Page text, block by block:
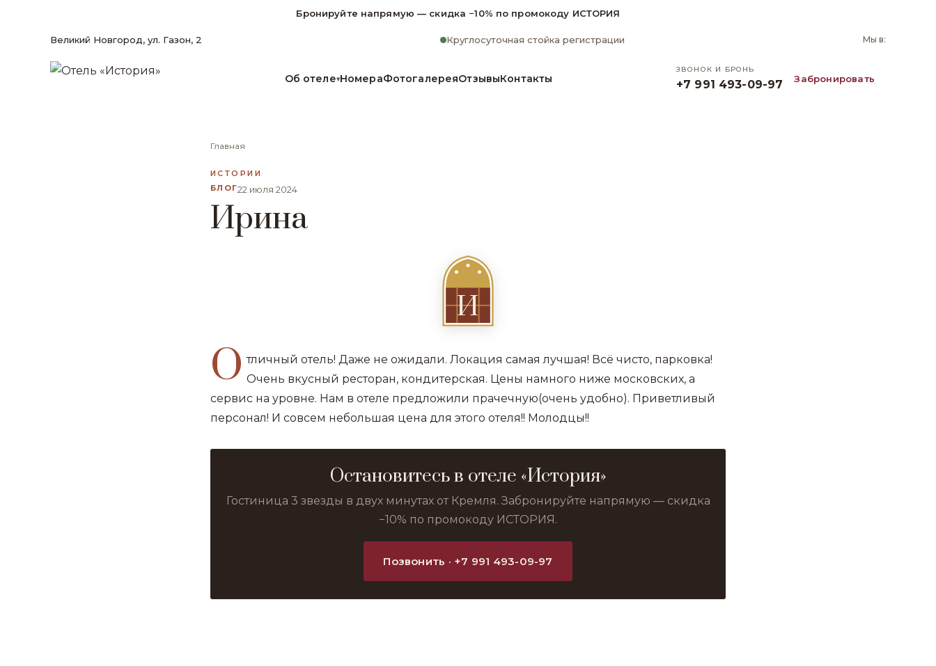
Бронируйте напрямую — скидка −10% по промокоду ИСТОРИЯ
Великий Новгород, ул. Газон, 2 Круглосуточная стойка регистрации Мы в:
Об отеле▾НомераФотогалереяОтзывыКонтакты
ЗВОНОК И БРОНЬ
+7 991 493-09-97 Забронировать
Главная
ИСТОРИИ
БЛОГ22 июля 2024
Ирина
И
О тличный отель! Даже не ожидали. Локация самая лучшая! Всё чисто, парковка!
Очень вкусный ресторан, кондитерская. Цены намного ниже московских, а
сервис на уровне. Нам в отеле предложили прачечную(очень удобно). Приветливый
персонал! И совсем небольшая цена для этого отеля!! Молодцы!!
Остановитесь в отеле «История»
Гостиница 3 звезды в двух минутах от Кремля. Забронируйте напрямую — скидка
−10% по промокоду ИСТОРИЯ.
Позвонить · +7 991 493-09-97